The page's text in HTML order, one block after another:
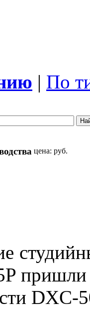
| По
цена: руб.
DXC-